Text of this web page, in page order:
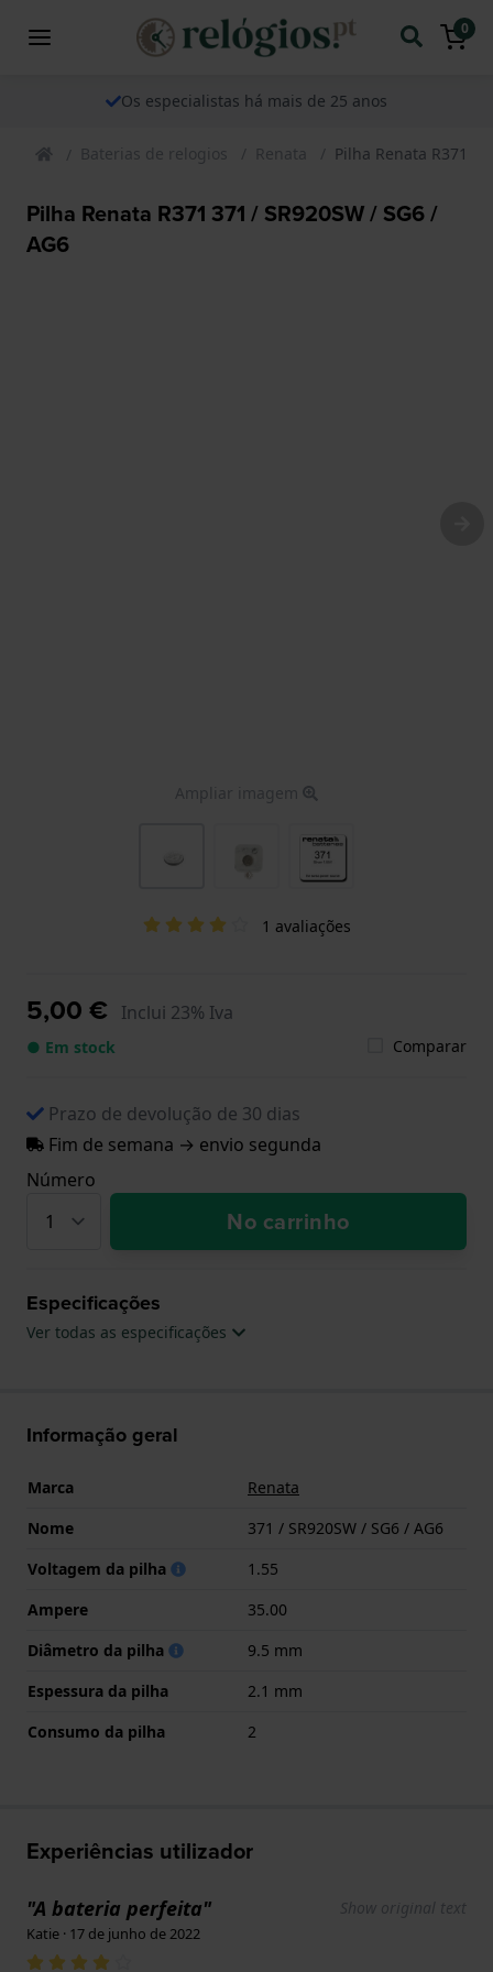
0
Os especialistas há mais de 25 anos
Baterias de relogios Renata Pilha Renata R371
Pilha Renata R371 371 / SR920SW / SG6 /
AG6
Ampliar imagem
1 avaliações
5,00 € Inclui 23% Iva
● Em stock Comparar
Prazo de devolução de 30 dias
Fim de semana → envio segunda
Número
No carrinho
Especificações
Ver todas as especificações
Informação geral
Marca
Renata
Nome
371 / SR920SW / SG6 / AG6
Voltagem da pilha
1.55
Ampere
35.00
Diâmetro da pilha
9.5 mm
Espessura da pilha
2.1 mm
Consumo da pilha
2
Experiências utilizador
"A bateria perfeita" Show original text
Katie · 17 de junho de 2022